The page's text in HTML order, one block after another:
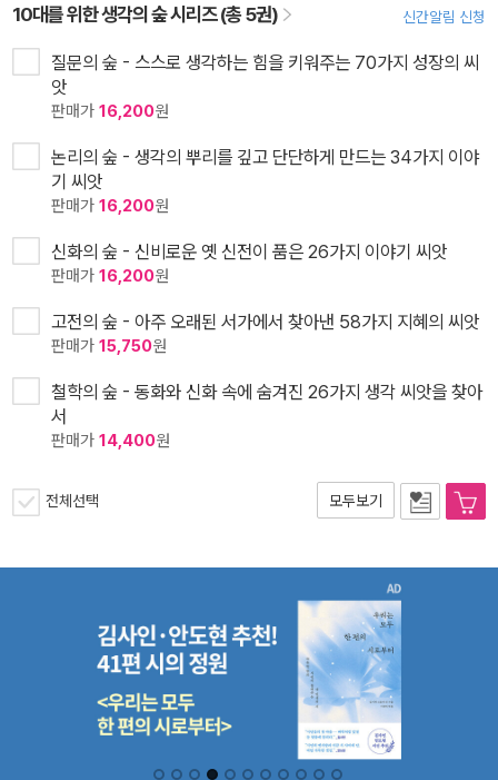
10대를 위한 생각의 숲 시리즈 (총 5권) 신간알림 신청
질문의 숲 - 스스로 생각하는 힘을 키워주는 70가지 성장의 씨
앗
판매가 16,200원
논리의 숲 - 생각의 뿌리를 깊고 단단하게 만드는 34가지 이야
기 씨앗
판매가 16,200원
신화의 숲 - 신비로운 옛 신전이 품은 26가지 이야기 씨앗
판매가 16,200원
고전의 숲 - 아주 오래된 서가에서 찾아낸 58가지 지혜의 씨앗
판매가 15,750원
철학의 숲 - 동화와 신화 속에 숨겨진 26가지 생각 씨앗을 찾아
서
판매가 14,400원
전체선택 모두보기